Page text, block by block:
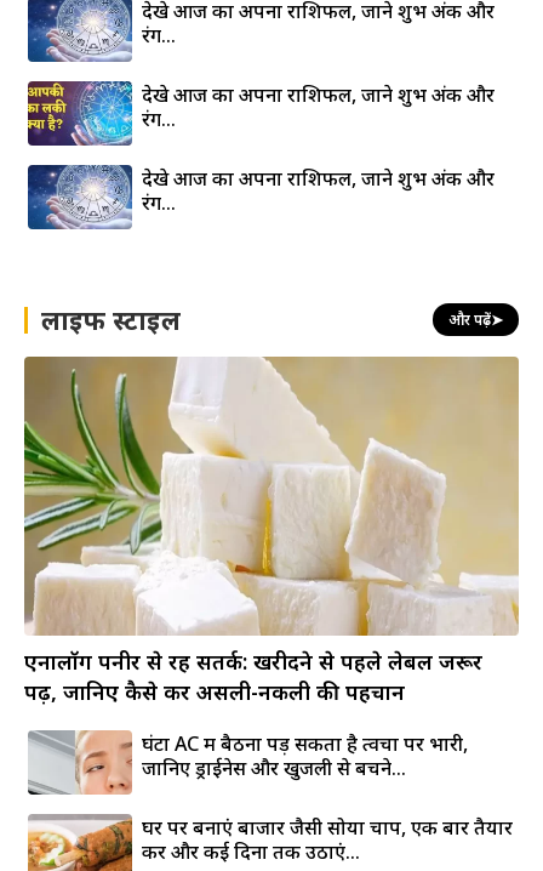
देखे आज का अपना राशिफल, जाने शुभ अंक और
रंग…
देखे आज का अपना राशिफल, जाने शुभ अंक और
रंग…
देखे आज का अपना राशिफल, जाने शुभ अंक और
रंग…
लाइफ स्टाइल और पढ़ें➤
एनालॉग पनीर से रहें सतर्क: खरीदने से पहले लेबल जरूर
पढ़ें, जानिए कैसे करें असली-नकली की पहचान
घंटों AC में बैठना पड़ सकता है त्वचा पर भारी,
जानिए ड्राईनेस और खुजली से बचने...
घर पर बनाएं बाजार जैसी सोया चाप, एक बार तैयार
करें और कई दिनों तक उठाएं...